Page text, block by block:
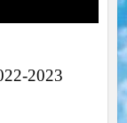
2023